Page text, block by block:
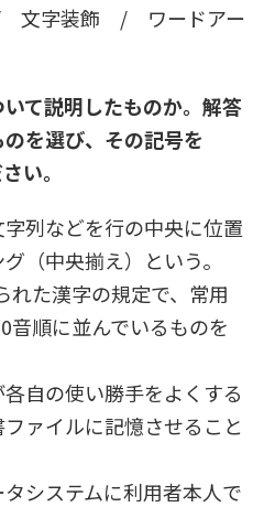
字装飾 / ワードアー
て説明したものか。解答
を選び、その記号を
い。
などを行の中央に位置
（中央揃え）という。
漢字の規定で、常用
音順に並んでいるものを
の使い勝手をよくする
ァイルに記憶させること
ステムに利用者本人で